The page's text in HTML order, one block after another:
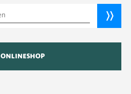
ONLINESHOP